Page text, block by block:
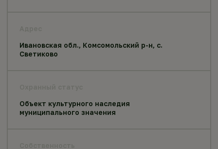
Ивановская обл., Комсомольский р-н, с.
Светиково
Объект культурного наследия
муниципального значения